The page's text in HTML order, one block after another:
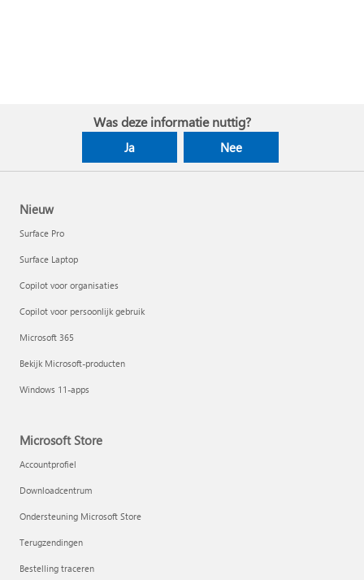
Was deze informatie nuttig?
Ja Nee
Nieuw
Surface Pro
Surface Laptop
Copilot voor organisaties
Copilot voor persoonlijk gebruik
Microsoft 365
Bekijk Microsoft-producten
Windows 11-apps
Microsoft Store
Accountprofiel
Downloadcentrum
Ondersteuning Microsoft Store
Terugzendingen
Bestelling traceren